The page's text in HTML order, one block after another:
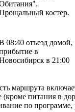
костер.
08:40 отъезд домой,
в
в 21:00
маршрута
(кроме питания в
по программе,